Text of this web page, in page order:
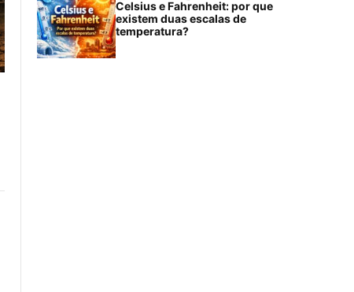
Celsius e Fahrenheit: por que
existem duas escalas de
temperatura?